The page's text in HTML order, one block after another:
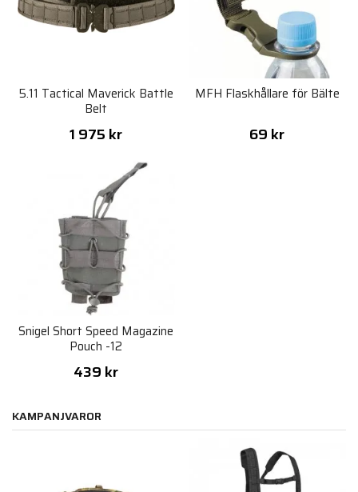
5.11 Tactical Maverick Battle
Belt
1 975 kr
MFH Flaskhållare för Bälte
69 kr
Snigel Short Speed Magazine
Pouch -12
439 kr
KAMPANJVAROR